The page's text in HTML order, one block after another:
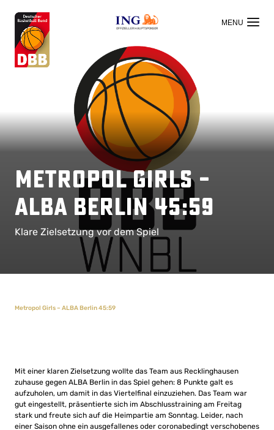
OFFIZIELLER HAUPTSPONSOR
Metropol Girls –
ALBA Berlin 45:59
Klare Zielsetzung vor dem Spiel
Metropol Girls – ALBA Berlin 45:59
Mit einer klaren Zielsetzung wollte das Team aus Recklinghausen
zuhause gegen ALBA Berlin in das Spiel gehen: 8 Punkte galt es
aufzuholen, um damit in das Viertelfinal einzuziehen. Das Team war
gut eingestellt, präsentierte sich im Abschlusstraining am Freitag
stark und freute sich auf die Heimpartie am Sonntag. Leider, nach
einer Saison ohne ein ausgefallenes oder coronabedingt verschobenes